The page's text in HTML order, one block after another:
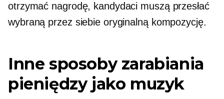
otrzymać nagrodę, kandydaci muszą przesłać
wybraną przez siebie oryginalną kompozycję.
Inne sposoby zarabiania
pieniędzy jako muzyk